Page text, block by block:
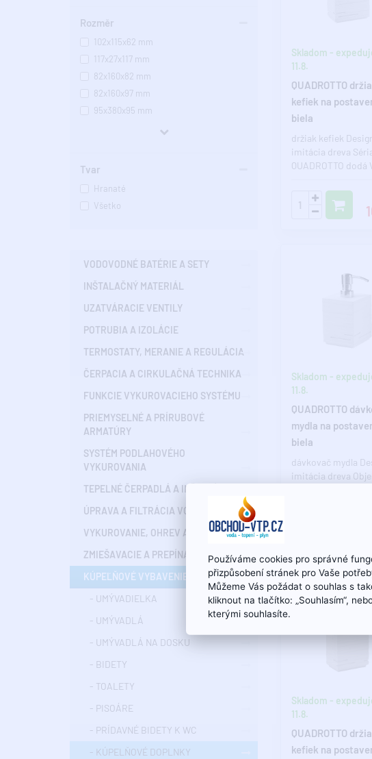
Rozměr
102x115x62 mm
117x27x117 mm
82x160x82 mm
82x160x97 mm
95x380x95 mm
Tvar
Hranaté
Všetko
VODOVODNÉ BATÉRIE A SETY
INŠTALAČNÝ MATERIÁL
UZATVÁRACIE VENTILY
POTRUBIA A IZOLÁCIE
TERMOSTATY, MERANIE A REGULÁCIA
ČERPACIA A CIRKULAČNÁ TECHNIKA
FUNKCIE VYKUROVACIEHO SYSTÉMU
PRIEMYSELNÉ A PRÍRUBOVÉ
ARMATÚRY
SYSTÉM PODLAHOVÉHO
VYKUROVANIA
TEPELNÉ ČERPADLÁ A INŠTALÁCIE
ÚPRAVA A FILTRÁCIA VODY
VYKUROVANIE, OHREV A CHLADENIE
ZMIEŠAVACIE A PREPÍNACIE VENTILY
KÚPEĽŇOVÉ VYBAVENIE
- UMÝVADIELKA
- UMÝVADLÁ
- UMÝVADLÁ NA DOSKU
- BIDETY
- TOALETY
- PISOÁRE
- PRÍDAVNÉ BIDETY K WC
- KÚPELŇOVÉ DOPLNKY
Skladom -
11.8.
QUADROTTO
kefiek na
biela
držiak kefiek
imitácia dreva
QUADROTTO dodá
Pokiaľ chcete..
Skladom -
11.8.
QUADROTTO
mydla na
biela
dávkovač mydla
imitácia dreva
Skladom -
11.8.
QUADROTTO
kefiek na
Používáme cookies pro správné
přizpůsobení stránek pro Vaše
Můžeme Vás požádat o souhlas s
kliknout na tlačítko: „Souhlasím“,
kterými souhlasíte.